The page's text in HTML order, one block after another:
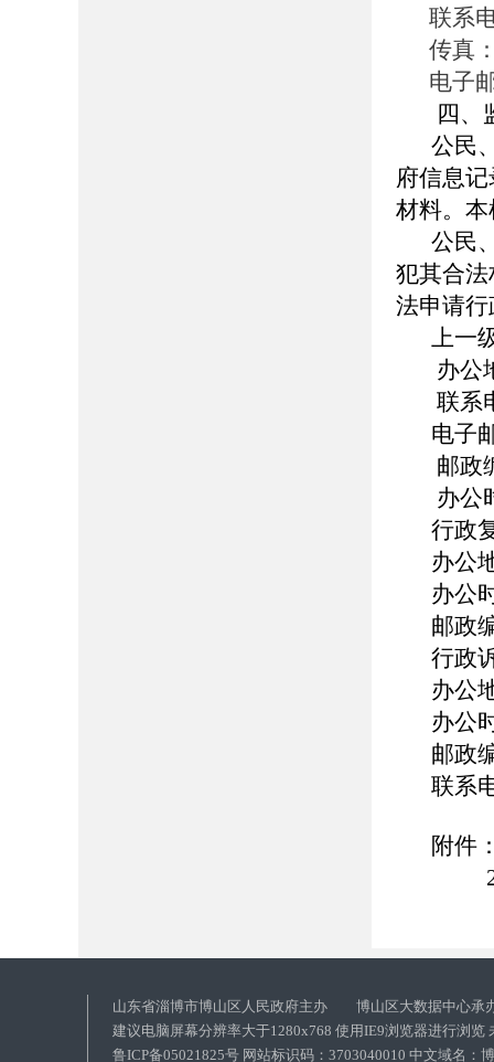
联系
传真
电子
四、
公民
府信息
材料。
公民
犯其合
法申请
上一
办公
联系
电子
邮政
办公
行政
办公
办公
邮政
行政
办公
办公
邮政
联系
附件
山东省淄博市博山区人民政府主办 博山区大数据中心承
建议电脑屏幕分辨率大于1280x768 使用IE9浏览器进行浏览
鲁ICP备05021825号 网站标识码：3703040010 中文域名：